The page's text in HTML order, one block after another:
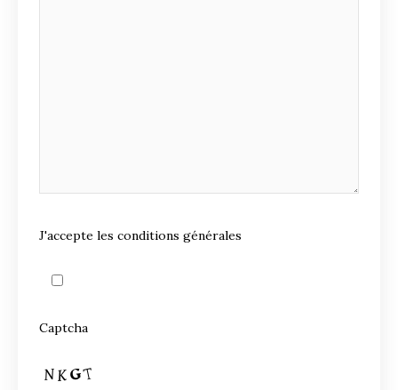
J'accepte les conditions générales
Captcha